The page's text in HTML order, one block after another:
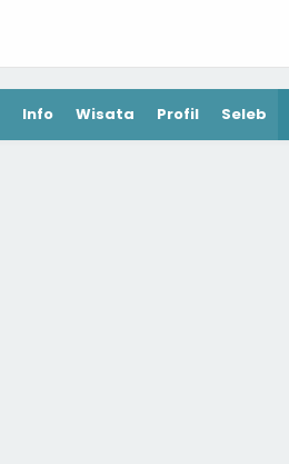
Info Wisata Profil Seleb